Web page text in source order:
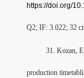
https://doi.org/
Q2; IF: 3.022; 32
31. Kozan,
production